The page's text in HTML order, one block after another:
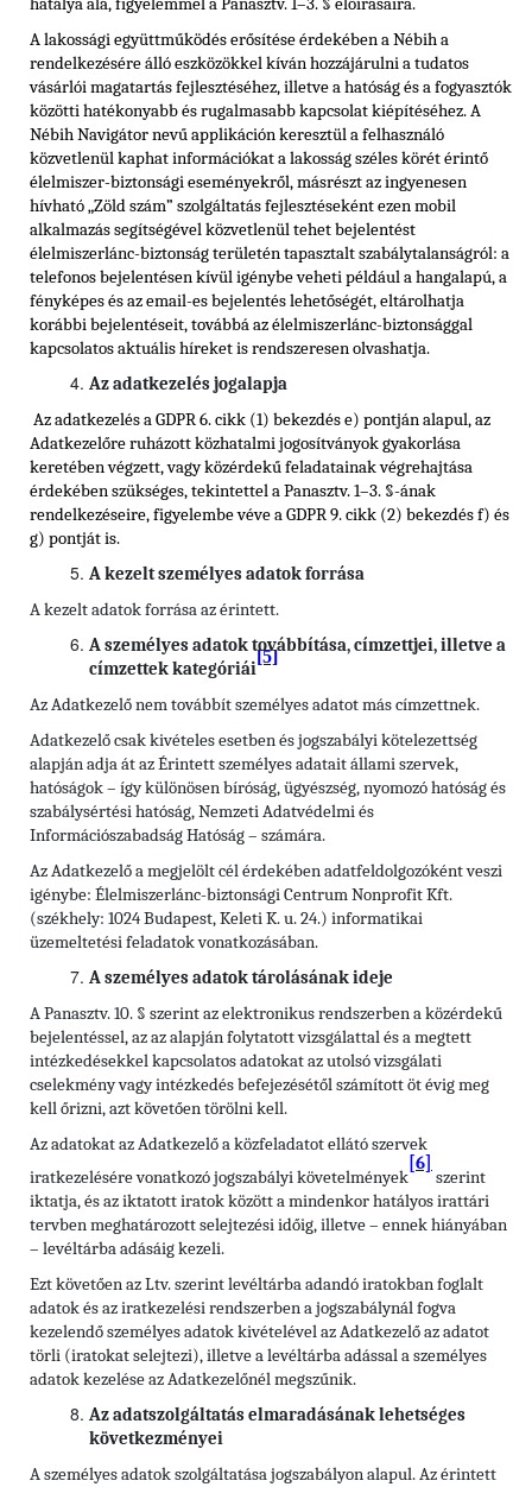
hatálya alá, figyelemmel a Panasztv. 1–3. § előírásaira.
A lakossági együttműködés erősítése érdekében a Nébih a
rendelkezésére álló eszközökkel kíván hozzájárulni a tudatos
vásárlói magatartás fejlesztéséhez, illetve a hatóság és a fogyasztók
közötti hatékonyabb és rugalmasabb kapcsolat kiépítéséhez. A
Nébih Navigátor nevű applikáción keresztül a felhasználó
közvetlenül kaphat információkat a lakosság széles körét érintő
élelmiszer-biztonsági eseményekről, másrészt az ingyenesen
hívható „Zöld szám” szolgáltatás fejlesztéseként ezen mobil
alkalmazás segítségével közvetlenül tehet bejelentést
élelmiszerlánc-biztonság területén tapasztalt szabálytalanságról: a
telefonos bejelentésen kívül igénybe veheti például a hangalapú, a
fényképes és az email-es bejelentés lehetőségét, eltárolhatja
korábbi bejelentéseit, továbbá az élelmiszerlánc-biztonsággal
kapcsolatos aktuális híreket is rendszeresen olvashatja.
Az adatkezelés jogalapja
Az adatkezelés a GDPR 6. cikk (1) bekezdés e) pontján alapul, az
Adatkezelőre ruházott közhatalmi jogosítványok gyakorlása
keretében végzett, vagy közérdekű feladatainak végrehajtása
érdekében szükséges, tekintettel a Panasztv. 1–3. §-ának
rendelkezéseire, figyelembe véve a GDPR 9. cikk (2) bekezdés f) és
g) pontját is.
A kezelt személyes adatok forrása
A kezelt adatok forrása az érintett.
A személyes adatok továbbítása, címzettjei, illetve a
címzettek kategóriái
[5]
Az Adatkezelő nem továbbít személyes adatot más címzettnek.
Adatkezelő csak kivételes esetben és jogszabályi kötelezettség
alapján adja át az Érintett személyes adatait állami szervek,
hatóságok – így különösen bíróság, ügyészség, nyomozó hatóság és
szabálysértési hatóság, Nemzeti Adatvédelmi és
Információszabadság Hatóság – számára.
Az Adatkezelő a megjelölt cél érdekében adatfeldolgozóként veszi
igénybe: Élelmiszerlánc-biztonsági Centrum Nonprofit Kft.
(székhely: 1024 Budapest, Keleti K. u. 24.) informatikai
üzemeltetési feladatok vonatkozásában.
A személyes adatok tárolásának ideje
A Panasztv. 10. § szerint az elektronikus rendszerben a közérdekű
bejelentéssel, az az alapján folytatott vizsgálattal és a megtett
intézkedésekkel kapcsolatos adatokat az utolsó vizsgálati
cselekmény vagy intézkedés befejezésétől számított öt évig meg
kell őrizni, azt követően törölni kell.
Az adatokat az Adatkezelő a közfeladatot ellátó szervek
iratkezelésére vonatkozó jogszabályi követelmények
[6]
szerint
iktatja, és az iktatott iratok között a mindenkor hatályos irattári
tervben meghatározott selejtezési időig, illetve – ennek hiányában
– levéltárba adásáig kezeli.
Ezt követően az Ltv. szerint levéltárba adandó iratokban foglalt
adatok és az iratkezelési rendszerben a jogszabálynál fogva
kezelendő személyes adatok kivételével az Adatkezelő az adatot
törli (iratokat selejtezi), illetve a levéltárba adással a személyes
adatok kezelése az Adatkezelőnél megszűnik.
Az adatszolgáltatás elmaradásának lehetséges
következményei
A személyes adatok szolgáltatása jogszabályon alapul. Az érintett